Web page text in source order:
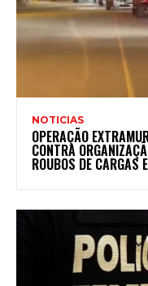
NOTICIAS
OPERAÇÃO
CONTRA
ROUBOS DE CARGAS